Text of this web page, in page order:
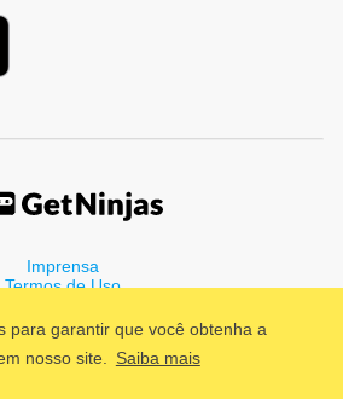
para garantir que você obtenha a
nosso site. Saiba mais
Imprensa
Termos de Uso